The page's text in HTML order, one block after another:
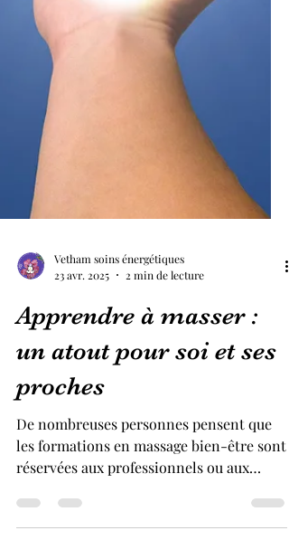
23 avr. 2025
2 min de lecture
Apprendre à masser :
un atout pour soi et ses
proches
De nombreuses personnes pensent que
réservées aux professionnels ou aux
personnes en voie de le devenir.